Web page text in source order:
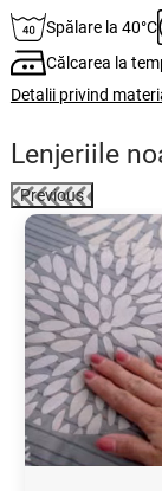
Spălare la 40°C
Călcarea la
Detalii privind
Lenjeriile
Previous